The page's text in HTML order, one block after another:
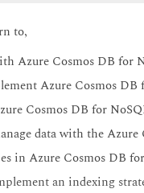
to,
Azure Cosmos DB for
Azure Cosmos DB
Cosmos DB for
data with the
in Azure Cosmos DB
an indexing